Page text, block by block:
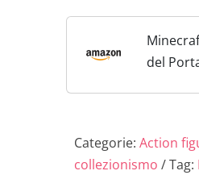
del
Categorie: Action
collezionismo
Tag: